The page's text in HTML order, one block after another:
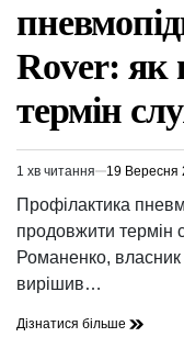
Rover: як
термін
Орієнтовний
час
читання
1 хв читання 19 Вересня
Профілактика
продовжити термін
Романенко,
вирішив…
Дізнатися більше